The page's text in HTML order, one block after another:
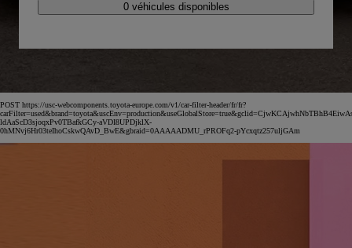
0 véhicules disponibles
POST https://usc-webcomponents.toyota-europe.com/v1/car-filter-header/fr/fr?
ldAaScD3sjoqxPv0TBafkGCy-aVDI8UPDjklX-
0hMNvj6Hr03teIhoCskwQAvD_BwE&gbraid=0AAAAADMU_rPROFq2-pYcxqtz257uljGAm